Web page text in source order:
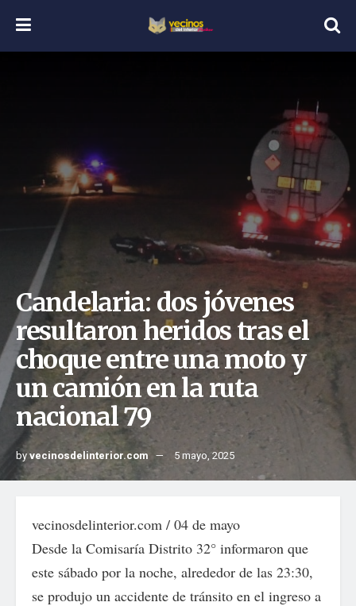
Candelaria: dos jóvenes
resultaron heridos tras el
choque entre una moto y
un camión en la ruta
nacional 79
byvecinosdelinterior.com 5 mayo, 2025
vecinosdelinterior.com / 04 de mayo
Desde la Comisaría Distrito 32° informaron que
este sábado por la noche, alrededor de las 23:30,
se produjo un accidente de tránsito en el ingreso a